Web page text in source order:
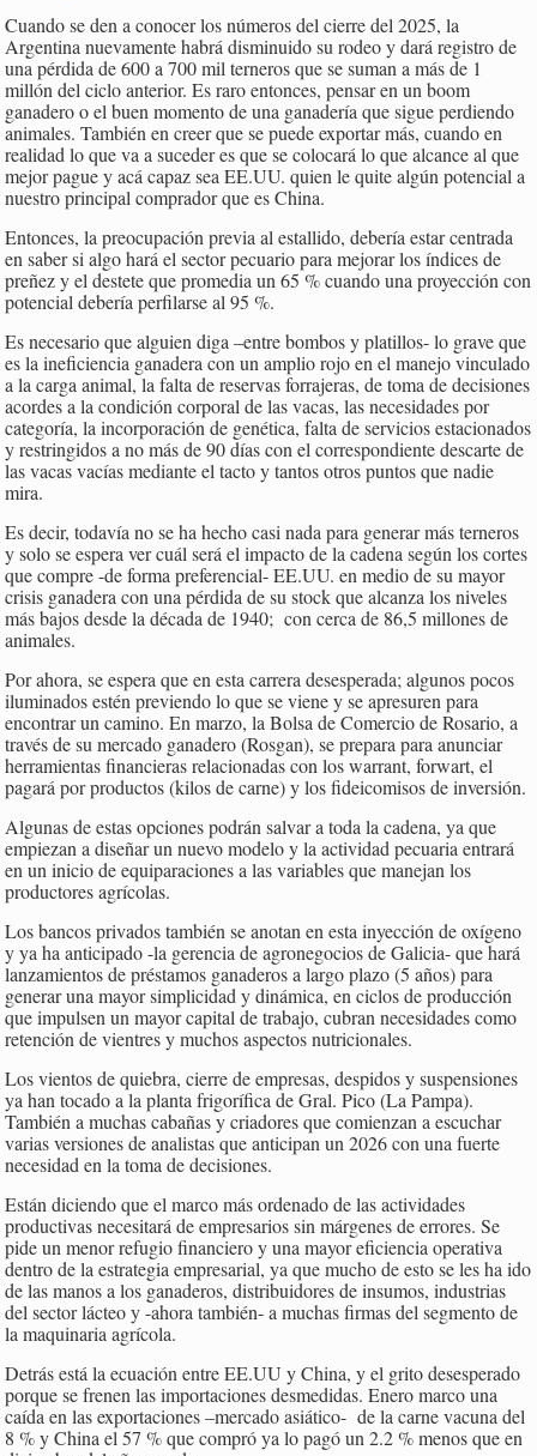
Cuando se den a conocer los números del cierre del 2025, la
Argentina nuevamente habrá disminuido su rodeo y dará registro de
una pérdida de 600 a 700 mil terneros que se suman a más de 1
millón del ciclo anterior. Es raro entonces, pensar en un boom
ganadero o el buen momento de una ganadería que sigue perdiendo
animales. También en creer que se puede exportar más, cuando en
realidad lo que va a suceder es que se colocará lo que alcance al que
mejor pague y acá capaz sea EE.UU. quien le quite algún potencial a
nuestro principal comprador que es China.
Entonces, la preocupación previa al estallido, debería estar centrada
en saber si algo hará el sector pecuario para mejorar los índices de
preñez y el destete que promedia un 65 % cuando una proyección con
potencial debería perfilarse al 95 %.
Es necesario que alguien diga –entre bombos y platillos- lo grave que
es la ineficiencia ganadera con un amplio rojo en el manejo vinculado
a la carga animal, la falta de reservas forrajeras, de toma de decisiones
acordes a la condición corporal de las vacas, las necesidades por
categoría, la incorporación de genética, falta de servicios estacionados
y restringidos a no más de 90 días con el correspondiente descarte de
las vacas vacías mediante el tacto y tantos otros puntos que nadie
mira.
Es decir, todavía no se ha hecho casi nada para generar más terneros
y solo se espera ver cuál será el impacto de la cadena según los cortes
que compre -de forma preferencial- EE.UU. en medio de su mayor
crisis ganadera con una pérdida de su stock que alcanza los niveles
más bajos desde la década de 1940; con cerca de 86,5 millones de
animales.
Por ahora, se espera que en esta carrera desesperada; algunos pocos
iluminados estén previendo lo que se viene y se apresuren para
encontrar un camino. En marzo, la Bolsa de Comercio de Rosario, a
través de su mercado ganadero (Rosgan), se prepara para anunciar
herramientas financieras relacionadas con los warrant, forwart, el
pagará por productos (kilos de carne) y los fideicomisos de inversión.
Algunas de estas opciones podrán salvar a toda la cadena, ya que
empiezan a diseñar un nuevo modelo y la actividad pecuaria entrará
en un inicio de equiparaciones a las variables que manejan los
productores agrícolas.
Los bancos privados también se anotan en esta inyección de oxígeno
y ya ha anticipado -la gerencia de agronegocios de Galicia- que hará
lanzamientos de préstamos ganaderos a largo plazo (5 años) para
generar una mayor simplicidad y dinámica, en ciclos de producción
que impulsen un mayor capital de trabajo, cubran necesidades como
retención de vientres y muchos aspectos nutricionales.
Los vientos de quiebra, cierre de empresas, despidos y suspensiones
ya han tocado a la planta frigorífica de Gral. Pico (La Pampa).
También a muchas cabañas y criadores que comienzan a escuchar
varias versiones de analistas que anticipan un 2026 con una fuerte
necesidad en la toma de decisiones.
Están diciendo que el marco más ordenado de las actividades
productivas necesitará de empresarios sin márgenes de errores. Se
pide un menor refugio financiero y una mayor eficiencia operativa
dentro de la estrategia empresarial, ya que mucho de esto se les ha ido
de las manos a los ganaderos, distribuidores de insumos, industrias
del sector lácteo y -ahora también- a muchas firmas del segmento de
la maquinaria agrícola.
Detrás está la ecuación entre EE.UU y China, y el grito desesperado
porque se frenen las importaciones desmedidas. Enero marco una
caída en las exportaciones –mercado asiático- de la carne vacuna del
8 % y China el 57 % que compró ya lo pagó un 2.2 % menos que en